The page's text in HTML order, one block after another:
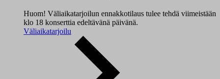
Huom! Väliaikatarjoilun ennakkotilaus tulee tehdä viimeistään
klo 18 konserttia edeltävänä päivänä.
Väliaikatarjoilu